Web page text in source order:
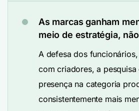
As marcas ganham
meio de estratégia,
A defesa dos
com criadores, a pesquisa
presença na categoria
consistentemente mais